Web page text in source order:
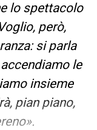
lo spettacolo
però,
si parla
le
insieme
pian piano,